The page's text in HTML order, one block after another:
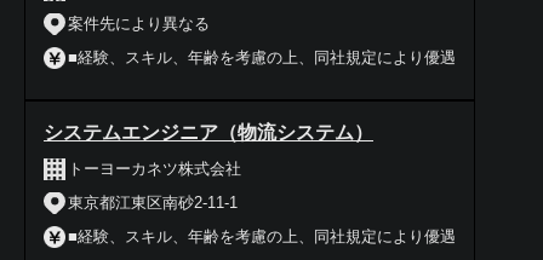
案件先により異なる
■経験、スキル、年齢を考慮の上、同社規定により優遇
システムエンジニア（物流システム）
トーヨーカネツ株式会社
東京都江東区南砂2-11-1
■経験、スキル、年齢を考慮の上、同社規定により優遇